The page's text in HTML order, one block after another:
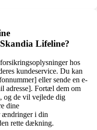
Lifeline?
hos
kundeservice. Du kan
eller sende en e-
adresse]. Fortæl dem om
og de vil vejlede dig
dine
ændringer i din
rette dækning.